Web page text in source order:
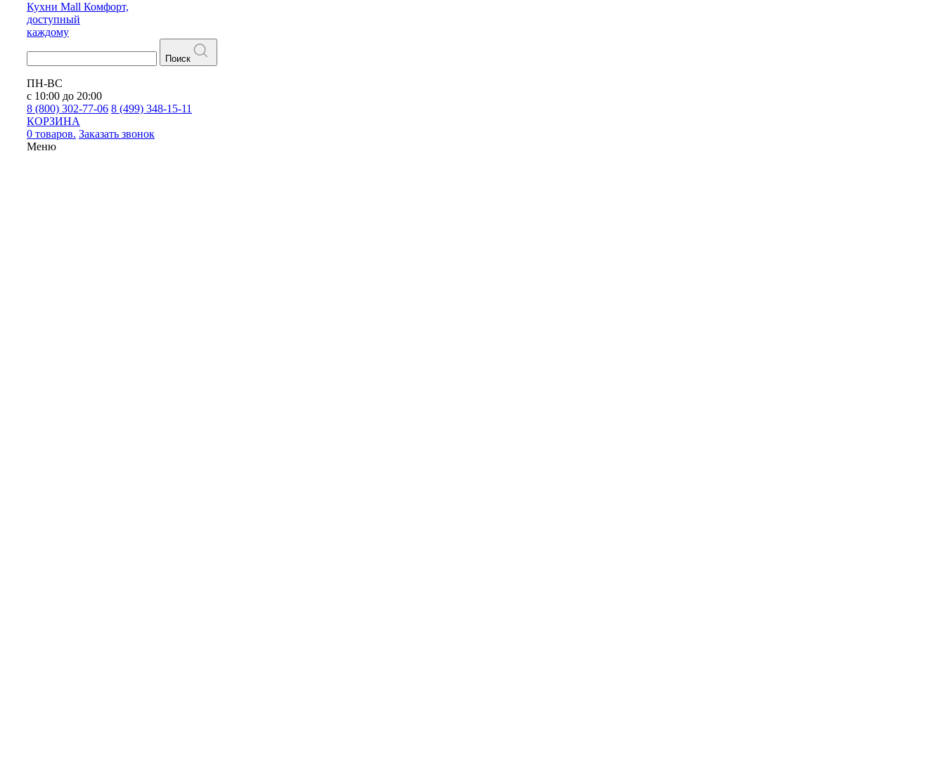
Кухни Mall Комфорт,
доступный
каждому
Поиск
ПН-ВС
с 10:00 до 20:00
8 (800) 302-77-06 8 (499) 348-15-11
КОРЗИНА
0 товаров. Заказать звонок
Меню